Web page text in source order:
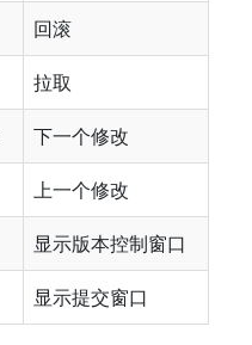
回滚
拉取
下一个修改
上一个修改
显示版本控制窗口
显示提交窗口